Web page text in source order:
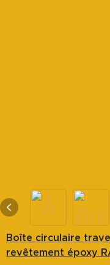
Boîte circulaire
revêtement époxy